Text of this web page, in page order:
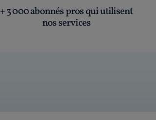
+ 3 000 abonnés pros qui utilisent
nos services